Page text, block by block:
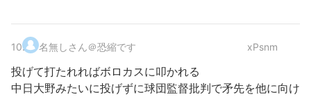
10. 名無しさん＠恐縮です xPsnm
投げて打たれればボロカスに叩かれる
中日大野みたいに投げずに球団監督批判で矛先を他に向け